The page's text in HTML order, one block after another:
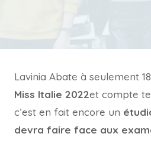
Lavinia Abate à seulement
Miss Italie 2022et compte
c’est en fait encore un
devra faire face aux